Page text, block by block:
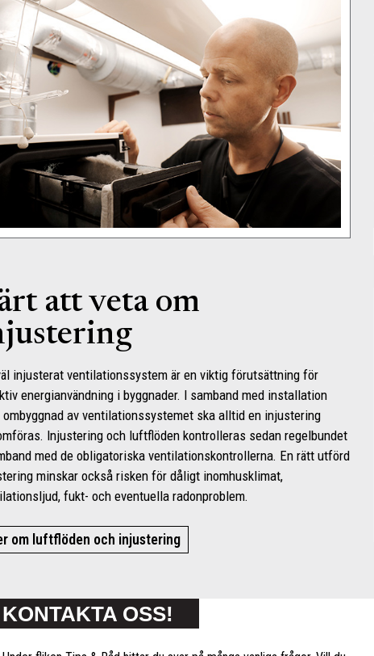
att veta om
injusterat ventilationssystem är en viktig förutsättning för
energianvändning i byggnader. I samband med installation
av ventilationssystemet ska alltid en injustering
Injustering och luftflöden kontrolleras sedan regelbundet
med de obligatoriska ventilationskontrollerna. En rätt utförd
minskar också risken för dåligt inomhusklimat,
fukt- och eventuella radonproblem.
om luftflöden och injustering
KONTAKTA OSS!